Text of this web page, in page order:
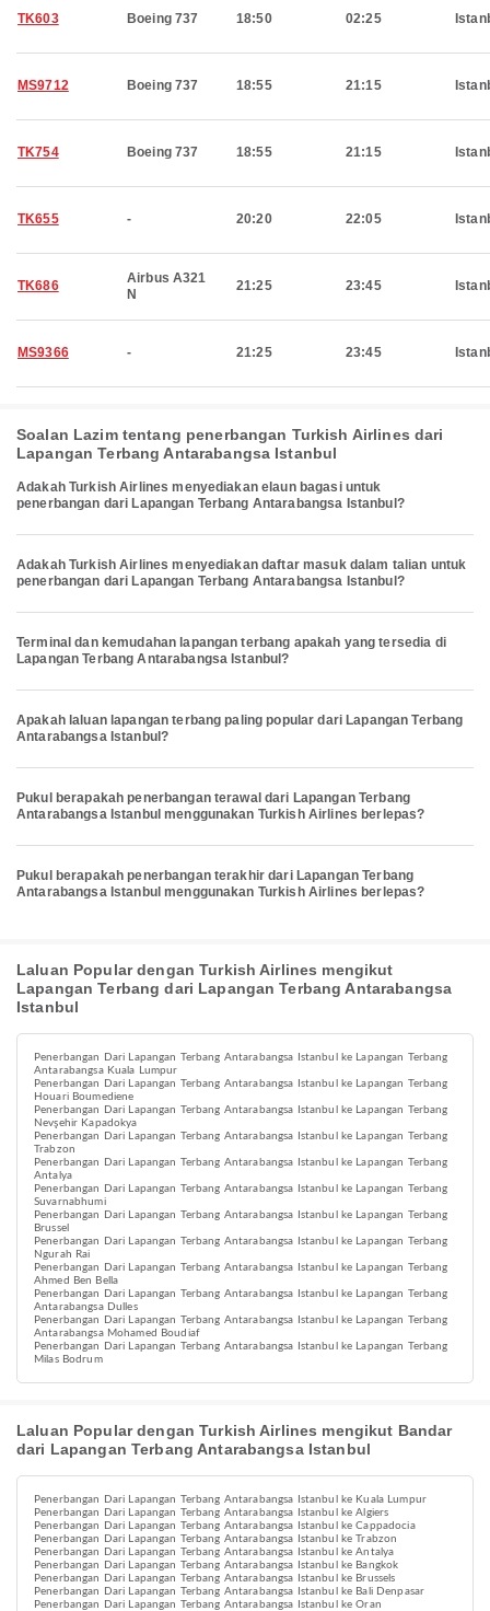
TK603 Boeing 737 18:50 02:25
MS9712 Boeing 737 18:55 21:15
TK754 Boeing 737 18:55 21:15
TK655 - 20:20 22:05
TK686
Airbus A321
N
21:25 23:45
MS9366 - 21:25 23:45
Soalan Lazim tentang penerbangan Turkish Airlines dari
Lapangan Terbang Antarabangsa Istanbul
Adakah Turkish Airlines menyediakan elaun bagasi untuk
penerbangan dari Lapangan Terbang Antarabangsa Istanbul?
Adakah Turkish Airlines menyediakan daftar masuk dalam talian untuk
penerbangan dari Lapangan Terbang Antarabangsa Istanbul?
Terminal dan kemudahan lapangan terbang apakah yang tersedia di
Lapangan Terbang Antarabangsa Istanbul?
Apakah laluan lapangan terbang paling popular dari Lapangan Terbang
Antarabangsa Istanbul?
Pukul berapakah penerbangan terawal dari Lapangan Terbang
Antarabangsa Istanbul menggunakan Turkish Airlines berlepas?
Pukul berapakah penerbangan terakhir dari Lapangan Terbang
Antarabangsa Istanbul menggunakan Turkish Airlines berlepas?
Laluan Popular dengan Turkish Airlines mengikut
Lapangan Terbang dari Lapangan Terbang Antarabangsa
Istanbul
Penerbangan Dari Lapangan Terbang Antarabangsa Istanbul ke Lapangan Terbang
Antarabangsa Kuala Lumpur
Penerbangan Dari Lapangan Terbang Antarabangsa Istanbul ke Lapangan Terbang
Houari Boumediene
Penerbangan Dari Lapangan Terbang Antarabangsa Istanbul ke Lapangan Terbang
Nevşehir Kapadokya
Penerbangan Dari Lapangan Terbang Antarabangsa Istanbul ke Lapangan Terbang
Trabzon
Penerbangan Dari Lapangan Terbang Antarabangsa Istanbul ke Lapangan Terbang
Antalya
Penerbangan Dari Lapangan Terbang Antarabangsa Istanbul ke Lapangan Terbang
Suvarnabhumi
Penerbangan Dari Lapangan Terbang Antarabangsa Istanbul ke Lapangan Terbang
Brussel
Penerbangan Dari Lapangan Terbang Antarabangsa Istanbul ke Lapangan Terbang
Ngurah Rai
Penerbangan Dari Lapangan Terbang Antarabangsa Istanbul ke Lapangan Terbang
Ahmed Ben Bella
Penerbangan Dari Lapangan Terbang Antarabangsa Istanbul ke Lapangan Terbang
Antarabangsa Dulles
Penerbangan Dari Lapangan Terbang Antarabangsa Istanbul ke Lapangan Terbang
Antarabangsa Mohamed Boudiaf
Penerbangan Dari Lapangan Terbang Antarabangsa Istanbul ke Lapangan Terbang
Milas Bodrum
Laluan Popular dengan Turkish Airlines mengikut Bandar
dari Lapangan Terbang Antarabangsa Istanbul
Penerbangan Dari Lapangan Terbang Antarabangsa Istanbul ke Kuala Lumpur
Penerbangan Dari Lapangan Terbang Antarabangsa Istanbul ke Algiers
Penerbangan Dari Lapangan Terbang Antarabangsa Istanbul ke Cappadocia
Penerbangan Dari Lapangan Terbang Antarabangsa Istanbul ke Trabzon
Penerbangan Dari Lapangan Terbang Antarabangsa Istanbul ke Antalya
Penerbangan Dari Lapangan Terbang Antarabangsa Istanbul ke Bangkok
Penerbangan Dari Lapangan Terbang Antarabangsa Istanbul ke Brussels
Penerbangan Dari Lapangan Terbang Antarabangsa Istanbul ke Bali Denpasar
Penerbangan Dari Lapangan Terbang Antarabangsa Istanbul ke Oran